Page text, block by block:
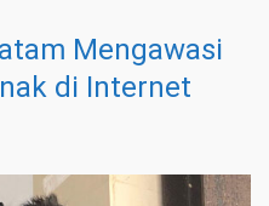
Mengawasi
di Internet